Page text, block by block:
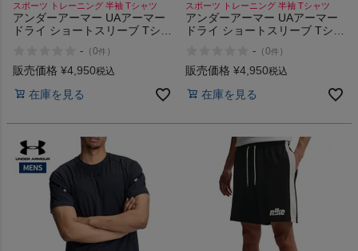
スポーツ トレーニング 半袖 Tシャツ
アンダーアーマー UAアーマー
ドライ ショートスリーブ Tシャ
Armourdry Short Sleeve T-Shirt
- （0件 ）
販売価格 ¥4,950税込
在庫を見る
スポーツ トレーニング 半袖 Tシャツ
アンダーアーマー UAアーマー
ドライ ショートスリーブ Tシャ
Armourdry Short Sleeve T-Shirt
- （0件 ）
販売価格 ¥4,950税込
在庫を見る